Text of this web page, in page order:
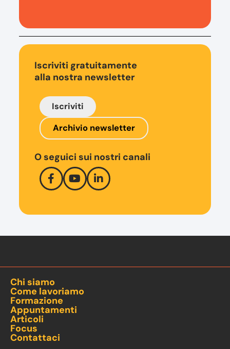
Iscriviti gratuitamente
alla nostra newsletter
Iscriviti
Archivio newsletter
O seguici sui nostri canali
Chi siamo
Come lavoriamo
Formazione
Appuntamenti
Articoli
Focus
Contattaci